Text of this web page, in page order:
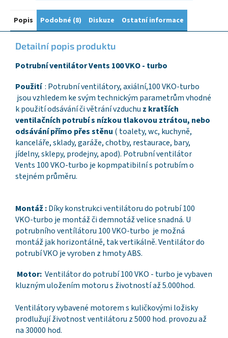
Popis Podobné (8) Diskuze Ostatní informace
Detailní popis produktu
Potrubní ventilátor Vents 100 VKO - turbo
Použití: Potrubní ventilátory, axiální,100 VKO-turbo
jsou vzhledem ke svým technickým parametrům vhodné
k použití odsávání či větrání vzduchu z kratších
ventilačních potrubí s nízkou tlakovou ztrátou, nebo
odsávání přímo přes stěnu ( toalety, wc, kuchyně,
kanceláře, sklady, garáže, chotby, restaurace, bary,
jídelny, sklepy, prodejny, apod). Potrubní ventilátor
Vents 100 VKO-turbo je kopmpatibilní s potrubím o
stejném průměru.
Montáž :Díky konstrukci ventilátoru do potrubí 100
VKO-turbo je montáž či demnotáž velice snadná. U
potrubního ventílátoru 100 VKO-turbo je možná
montáž jak horizontálně, tak vertikálně. Ventilátor do
potrubí VKO je vyroben z hmoty ABS.
Motor: Ventilátor do potrubí 100 VKO - turbo je vybaven
kluzným uložením motoru s životností až 5.000hod.
Ventilátory vybavené motorem s kuličkovými ložisky
prodlužují životnost ventilátoru z 5000 hod. provozu až
na 30000 hod.